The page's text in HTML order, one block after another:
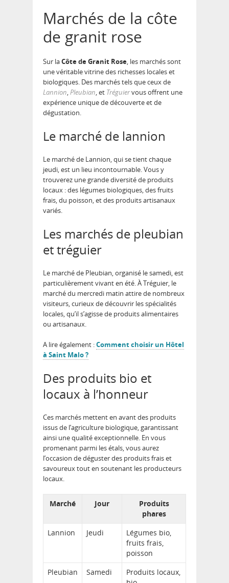
Marchés de la côte
de granit rose
Sur laCôte de Granit Rose, les marchés sont
une véritable vitrine des richesses locales et
biologiques. Des marchés tels que ceux de
Lannion,Pleubian, et Tréguiervous offrent une
expérience unique de découverte et de
dégustation.
Le marché de lannion
Le marché de Lannion, qui se tient chaque
jeudi, est un lieu incontournable. Vous y
trouverez une grande diversité de produits
locaux : des légumes biologiques, des fruits
frais, du poisson, et des produits artisanaux
variés.
Les marchés de pleubian
et tréguier
Le marché de Pleubian, organisé le samedi, est
particulièrement vivant en été. À Tréguier, le
marché du mercredi matin attire de nombreux
visiteurs, curieux de découvrir les spécialités
locales, qu’il s’agisse de produits alimentaires
ou artisanaux.
A lire également :Comment choisir un Hôtel
à Saint Malo ?
Des produits bio et
locaux à l’honneur
Ces marchés mettent en avant des produits
issus de l’agriculture biologique, garantissant
ainsi une qualité exceptionnelle. En vous
promenant parmi les étals, vous aurez
l’occasion de déguster des produits frais et
savoureux tout en soutenant les producteurs
locaux.
Marché Jour
Produits
phares
Lannion
Jeudi
Légumes bio,
fruits frais,
poisson
Pleubian
Samedi
Produits locaux,